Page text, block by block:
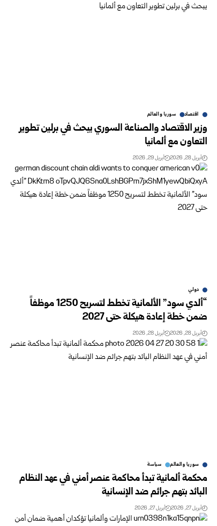
اقتصاد سوريا والعالم
وزير الاقتصاد والصناعة السوري يبحث في برلين تطوير
التعاون مع ألمانيا
أبريل 28, 2026 أبريل 29, 2026
دولي
“ألدي سود” الألمانية تخطط لتسريح 1250 موظفاً
ضمن خطة إعادة هيكلة حتى 2027
أبريل 28, 2026 أبريل 28, 2026
سوريا والعالم سياسة
محكمة ألمانية تبدأ محاكمة عنصر أمني في عهد النظام
البائد بتهم جرائم ضد الإنسانية
أبريل 27, 2026 أبريل 27, 2026